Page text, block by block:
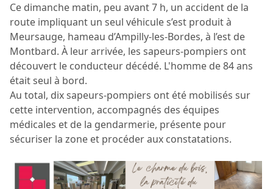
Ce dimanche matin, peu avant 7 h, un accident de la
route impliquant un seul véhicule s’est produit à
Meursauge, hameau d’Ampilly-les-Bordes, à l’est de
Montbard. À leur arrivée, les sapeurs-pompiers ont
découvert le conducteur décédé. L'homme de 84 ans
était seul à bord.
Au total, dix sapeurs-pompiers ont été mobilisés sur
cette intervention, accompagnés des équipes
médicales et de la gendarmerie, présente pour
sécuriser la zone et procéder aux constatations.